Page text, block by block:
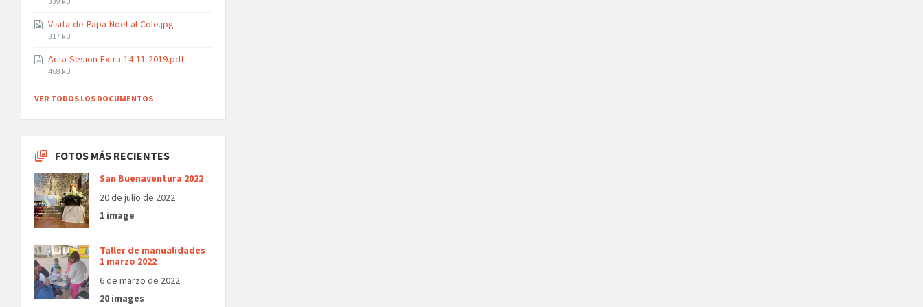
Visita-de-Papa-Noel-al-Cole.jpg
File
317 kB
Acta-Sesion-Extra-14-11-2019.pdf
File
468 kB
VER TODOS LOS DOCUMENTOS
FOTOS MÁS RECIENTES
San Buenaventura 2022
20 de julio de 2022
1 image
Taller de manualidades
1 marzo 2022
6 de marzo de 2022
20 images